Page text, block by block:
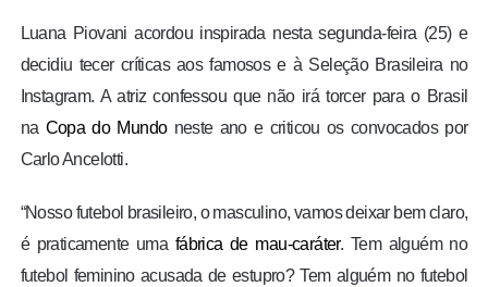
FOTOS
Luana Piovani acordou inspirada nesta segunda-feira (25) e
decidiu tecer críticas aos famosos e à Seleção Brasileira no
Instagram. A atriz confessou que não irá torcer para o Brasil
na Copa do Mundoneste ano e criticou os convocados por
Carlo Ancelotti.
“Nosso futebol brasileiro, o masculino, vamos deixar bem claro,
é praticamente uma fábrica de mau-caráter. Tem alguém no
futebol feminino acusada de estupro? Tem alguém no futebol